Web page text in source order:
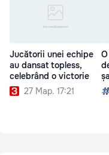
Jucătorii unei echipe
au dansat topless,
celebrând o victorie
27 Мар. 17:21